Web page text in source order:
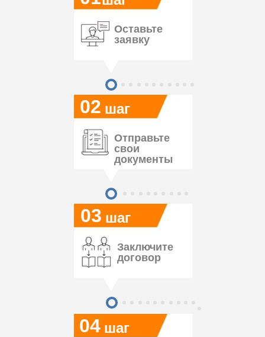
04
03
02
Оставьте
заявку
шаг
шаг
шаг
Отправьте
свои
документы
Заключите
договор